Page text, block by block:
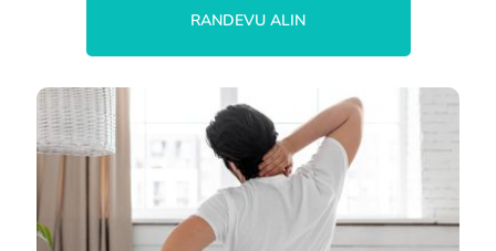
RANDEVU ALIN